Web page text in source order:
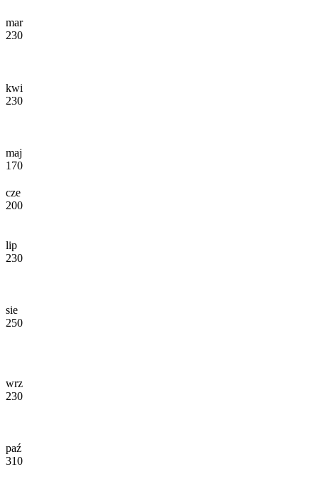
mar
230
kwi
230
maj
170
cze
200
lip
230
sie
250
wrz
230
paź
310